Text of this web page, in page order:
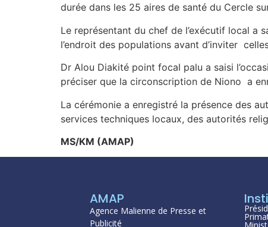
durée dans les 25 aires de santé du Cercle
Le représentant du chef de l’exécutif local a
l’endroit des populations avant d’inviter
Dr Alou Diakité point focal palu a saisi
préciser que la circonscription de Niono a
La cérémonie a enregistré la présence des
services techniques locaux, des autorités
MS/KM (AMAP)
AMAP
Agence Malienne de Presse et
Publicité